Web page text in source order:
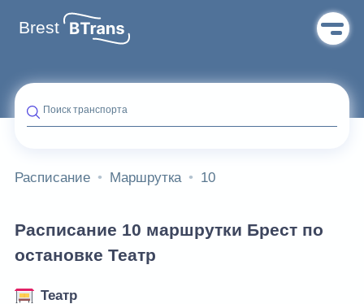
Brest
Поиск транспорта
Расписание Маршрутка 10
Расписание 10 маршрутки Брест по
остановке Театр
Театр